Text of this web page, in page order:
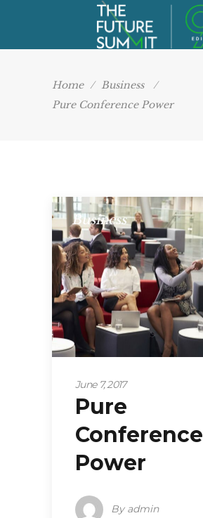
Home / Business
/
Pure Conference Power
Business
June 7, 2017
Pure
Conference
Power
By admin